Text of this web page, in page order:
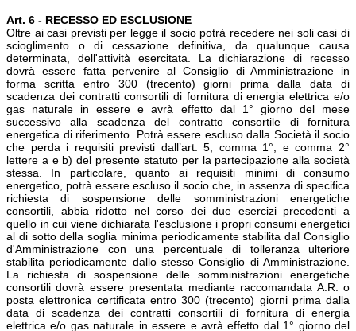
Art. 6 - RECESSO ED ESCLUSIONE
Oltre ai casi previsti per legge il socio potrà recedere nei soli casi di
scioglimento o di cessazione definitiva, da qualunque causa
determinata, dell'attività esercitata. La dichiarazione di recesso
dovrà essere fatta pervenire al Consiglio di Amministrazione in
forma scritta entro 300 (trecento) giorni prima dalla data di
scadenza dei contratti consortili di fornitura di energia elettrica e/o
gas naturale in essere e avrà effetto dal 1° giorno del mese
successivo alla scadenza del contratto consortile di fornitura
energetica di riferimento. Potrà essere escluso dalla Società il socio
che perda i requisiti previsti dall’art. 5, comma 1°, e comma 2°
lettere a e b) del presente statuto per la partecipazione alla società
stessa. In particolare, quanto ai requisiti minimi di consumo
energetico, potrà essere escluso il socio che, in assenza di specifica
richiesta di sospensione delle somministrazioni energetiche
consortili, abbia ridotto nel corso dei due esercizi precedenti a
quello in cui viene dichiarata l'esclusione i propri consumi energetici
al di sotto della soglia minima periodicamente stabilita dal Consiglio
d'Amministrazione con una percentuale di tolleranza ulteriore
stabilita periodicamente dallo stesso Consiglio di Amministrazione.
La richiesta di sospensione delle somministrazioni energetiche
consortili dovrà essere presentata mediante raccomandata A.R. o
posta elettronica certificata entro 300 (trecento) giorni prima dalla
data di scadenza dei contratti consortili di fornitura di energia
elettrica e/o gas naturale in essere e avrà effetto dal 1° giorno del